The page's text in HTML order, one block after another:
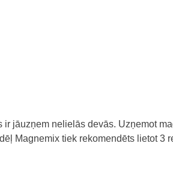
jāuzņem nelielās devās. Uzņemot
Magnemix tiek rekomendēts lietot 3